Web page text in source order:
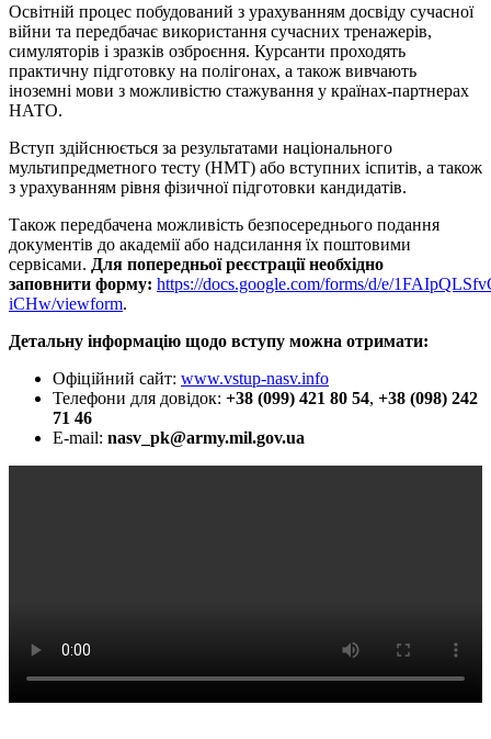
Освітній процес побудований з урахуванням досвіду сучасної
війни та передбачає використання сучасних тренажерів,
симуляторів і зразків озброєння. Курсанти проходять
практичну підготовку на полігонах, а також вивчають
іноземні мови з можливістю стажування у країнах-партнерах
НАТО.
Вступ здійснюється за результатами національного
мультипредметного тесту (НМТ) або вступних іспитів, а також
з урахуванням рівня фізичної підготовки кандидатів.
Також передбачена можливість безпосереднього подання
документів до академії або надсилання їх поштовими
сервісами. Для попередньої реєстрації необхідно
заповнити форму: https://docs.google.com/forms/d/e/
iCHw/viewform.
Детальну інформацію щодо вступу можна отримати:
Офіційний сайт: www.vstup-nasv.info
Телефони для довідок: +38 (099) 421 80 54, +38 (098) 242
71 46
E-mail: nasv_pk@army.mil.gov.ua